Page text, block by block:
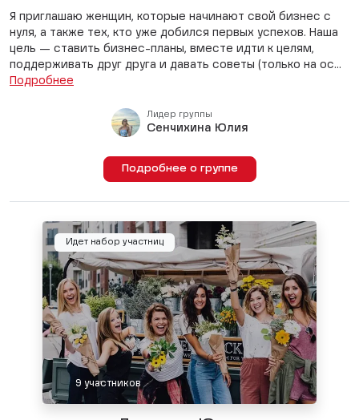
Я приглашаю женщин, которые начинают свой бизнес с
нуля, а также тех, кто уже добился первых успехов. Наша
цель — ставить бизнес-планы, вместе идти к целям,
поддерживать друг друга и давать советы (только на ос...
Подробнее
Лидер группы
Сенчихина Юлия
Подробнее о группе
Идет набор участниц
9 участников